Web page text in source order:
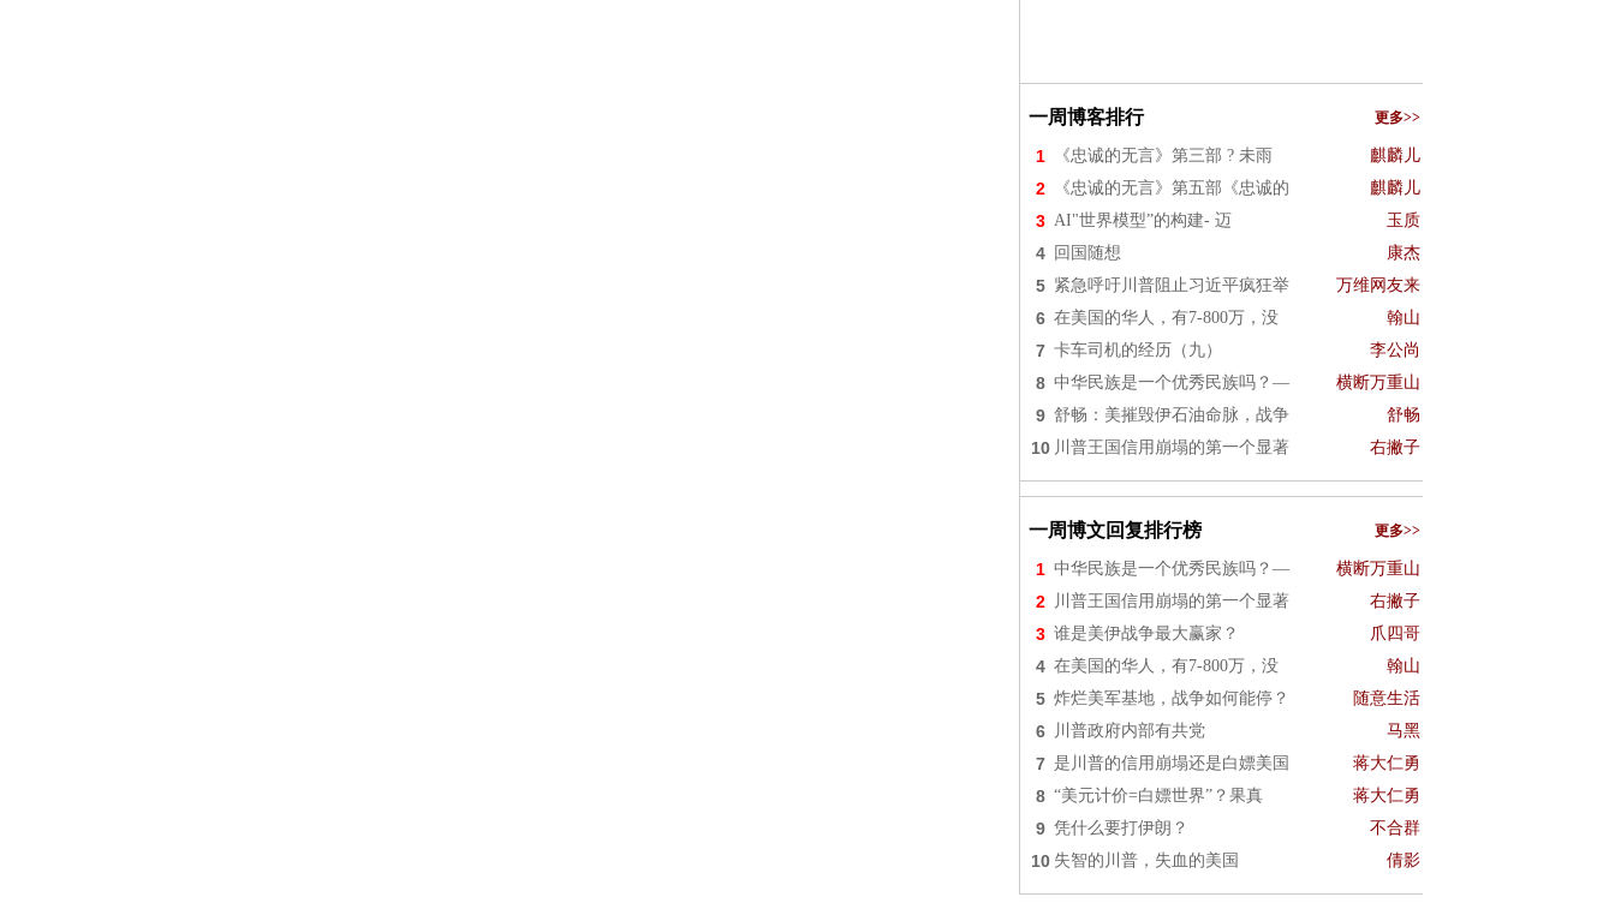
一周博客排行 更多>>
1 《忠诚的无言》第三部 ? 未雨 麒麟儿
2 《忠诚的无言》第五部《忠诚的 麒麟儿
3 AI"世界模型”的构建- 迈 玉质
4 回国随想 康杰
5 紧急呼吁川普阻止习近平疯狂举 万维网友来
6 在美国的华人，有7-800万，没 翰山
7 卡车司机的经历（九） 李公尚
8 中华民族是一个优秀民族吗？— 横断万重山
9 舒畅：美摧毁伊石油命脉，战争 舒畅
10 川普王国信用崩塌的第一个显著 右撇子
一周博文回复排行榜 更多>>
1 中华民族是一个优秀民族吗？— 横断万重山
2 川普王国信用崩塌的第一个显著 右撇子
3 谁是美伊战争最大赢家？ 爪四哥
4 在美国的华人，有7-800万，没 翰山
5 炸烂美军基地，战争如何能停？ 随意生活
6 川普政府内部有共党 马黑
7 是川普的信用崩塌还是白嫖美国 蒋大仁勇
8 “美元计价=白嫖世界”？果真 蒋大仁勇
9 凭什么要打伊朗？ 不合群
10 失智的川普，失血的美国 倩影